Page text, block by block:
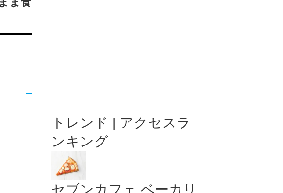
トレンド | アクセスラ
ンキング
セブンカフェ ベーカリ